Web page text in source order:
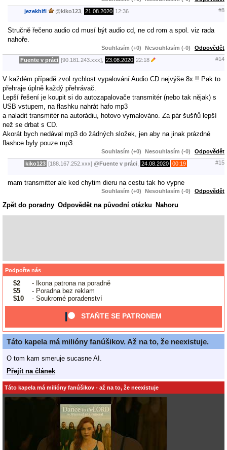
jezekhifi @ kiko123 21.08.2020 12:36 #8
Stručně řečeno audio cd musí být audio cd, ne cd rom a spol. viz rada
nahoře.
Souhlasím (+0) Nesouhlasím (-0) Odpovědět
Fuente v práci [90.181.243.xxx], 23.08.2020 22:18 #14
V každém případě zvol rychlost vypalování Audio CD nejvýše 8x !! Pak to
přehraje úplně každý přehrávač.
Lepší řešení je koupit si do autozapalovače transmitér (nebo tak nějak) s
USB vstupem, na flashku nahrát hafo mp3
a naladit transmitér na autorádiu, hotovo vymalováno. Za pár šušňů lepší
než se drbat s CD.
Akorát bych nedával mp3 do žádných složek, jen aby na jinak prázdné
flashce byly pouze mp3.
Souhlasím (+0) Nesouhlasím (-0) Odpovědět
kiko123 [188.167.252.xxx] @ Fuente v práci 24.08.2020 00:19 #15
mam transmitter ale ked chytim dieru na cestu tak ho vypne
Souhlasím (+0) Nesouhlasím (-0) Odpovědět
Zpět do poradny Odpovědět na původní otázku Nahoru
Podpořte nás
$2
- Ikona patrona na poradně
$5
- Poradna bez reklam
$10
- Soukromé poradenství
STAŇTE SE PATRONEM
Táto kapela má milióny fanúšikov. Až na to, že neexistuje.
O tom kam smeruje sucasne AI.
Přejít na článek
Táto kapela má milióny fanúšikov - až na to, že neexistuje